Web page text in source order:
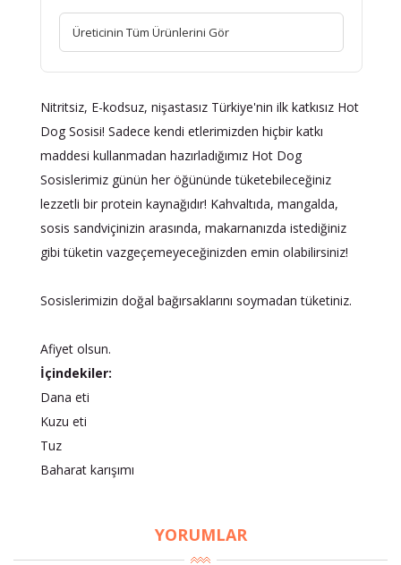
Üreticinin Tüm Ürünlerini Gör
Nitritsiz, E-kodsuz, nişastasız Türkiye'nin ilk katkısız Hot
Dog Sosisi! Sadece kendi etlerimizden hiçbir katkı
maddesi kullanmadan hazırladığımız Hot Dog
Sosislerimiz günün her öğününde tüketebileceğiniz
lezzetli bir protein kaynağıdır! Kahvaltıda, mangalda,
sosis sandviçinizin arasında, makarnanızda istediğiniz
gibi tüketin vazgeçemeyeceğinizden emin olabilirsiniz!
Sosislerimizin doğal bağırsaklarını soymadan tüketiniz.
Afiyet olsun.
İçindekiler:
Dana eti
Kuzu eti
Tuz
Baharat karışımı
YORUMLAR